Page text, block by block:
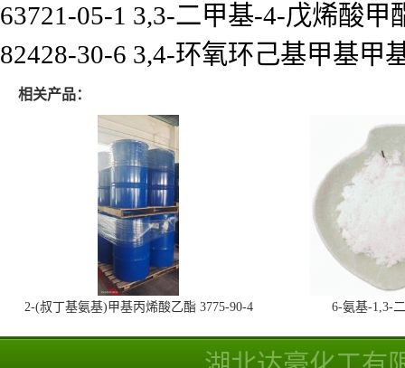
63721-05-1 3,3-二甲基-4-戊烯酸甲
82428-30-6 3,4-环氧环己基甲基甲
相关产品：
2-(叔丁基氨基)甲基丙烯酸乙酯 3775-90-4 6-氨基-1,3-